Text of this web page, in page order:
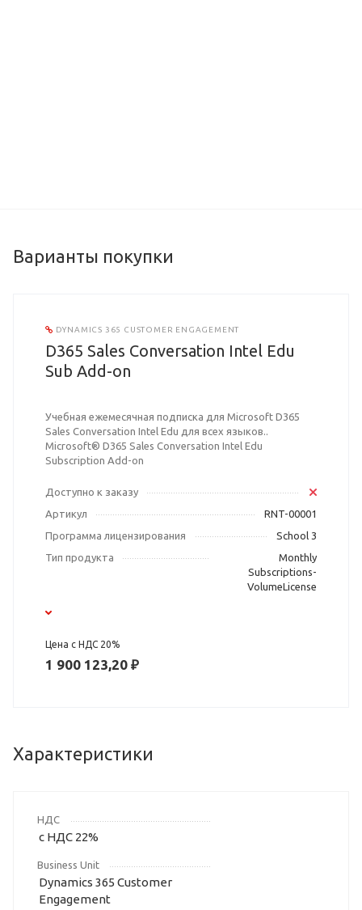
Варианты покупки
DYNAMICS 365 CUSTOMER ENGAGEMENT
D365 Sales Conversation Intel Edu
Sub Add-on
Учебная ежемесячная подписка для Microsoft D365
Sales Conversation Intel Edu для всех языков..
Microsoft® D365 Sales Conversation Intel Edu
Subscription Add-on
Доступно к заказу
Артикул
RNT-00001
Программа лицензирования
School 3
Тип продукта
Monthly
Subscriptions-
VolumeLicense
Цена с НДС 20%
1 900 123,20 ₽
Характеристики
НДС
с НДС 22%
Business Unit
Dynamics 365 Customer
Engagement